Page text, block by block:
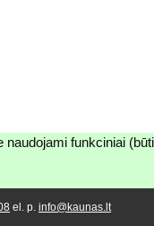
funkciniai
el. p. info@kaunas.lt